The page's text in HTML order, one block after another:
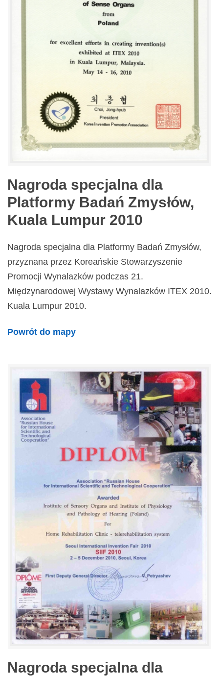
Nagroda specjalna dla
Platformy Badań Zmysłów,
Kuala Lumpur 2010
Nagroda specjalna dla Platformy Badań Zmysłów,
przyznana przez Koreańskie Stowarzyszenie
Promocji Wynalazków podczas 21.
Międzynarodowej Wystawy Wynalazków ITEX 2010.
Kuala Lumpur 2010.
Powrót do mapy
Nagroda specjalna dla